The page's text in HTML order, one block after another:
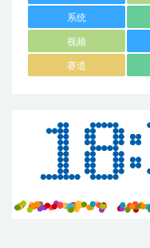
系统
视频
赛道